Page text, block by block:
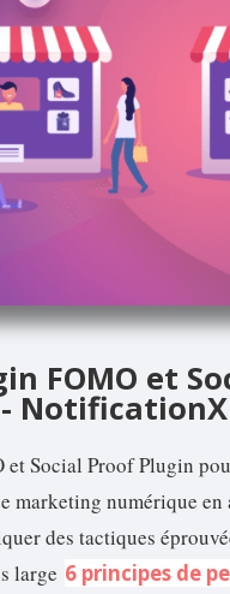
FOMO et
NotificationX
et Social Proof Plugin
marketing numérique en
des tactiques
large 6 principes de